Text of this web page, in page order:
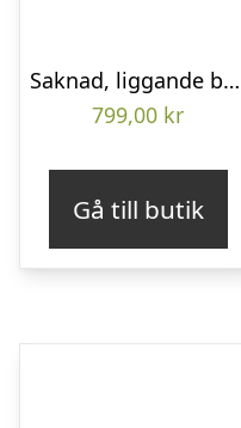
Saknad, liggande bukett
799,00 kr
Gå till butik